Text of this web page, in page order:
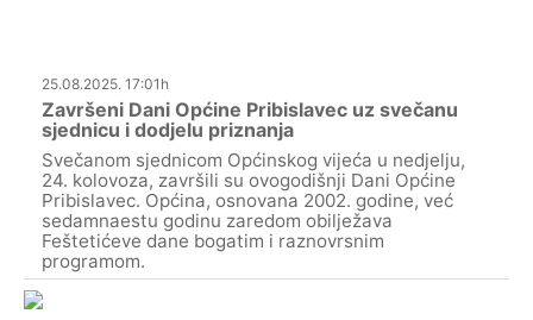
25.08.2025. 17:01h
Završeni Dani Općine Pribislavec uz svečanu
sjednicu i dodjelu priznanja
Svečanom sjednicom Općinskog vijeća u nedjelju,
24. kolovoza, završili su ovogodišnji Dani Općine
Pribislavec. Općina, osnovana 2002. godine, već
sedamnaestu godinu zaredom obilježava
Feštetićeve dane bogatim i raznovrsnim
programom.